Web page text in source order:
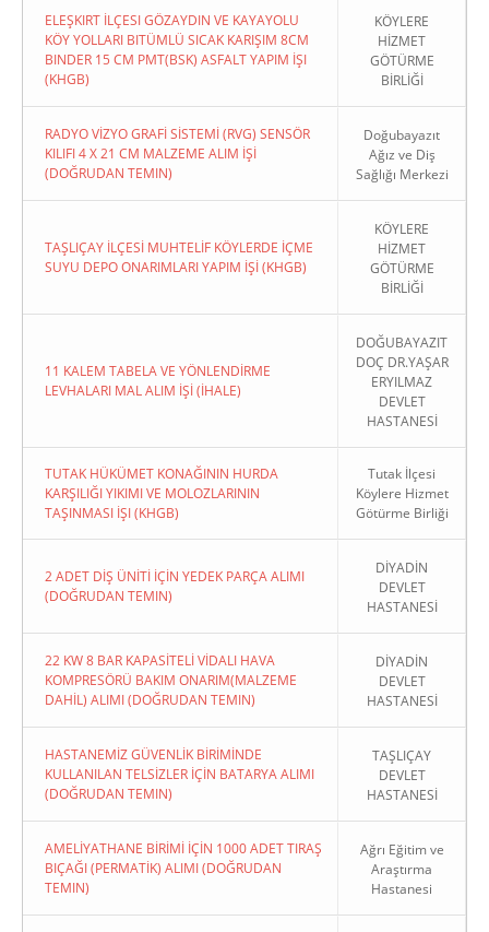
ELEŞKIRT İLÇESI GÖZAYDIN VE KAYAYOLU
KÖY YOLLARI BITÜMLÜ SICAK KARIŞIM 8CM
BINDER 15 CM PMT(BSK) ASFALT YAPIM İŞI
(KHGB)
KÖYLERE
HİZMET
GÖTÜRME
BİRLİĞİ
RADYO VİZYO GRAFİ SİSTEMİ (RVG) SENSÖR
KILIFI 4 X 21 CM MALZEME ALIM İŞİ
(DOĞRUDAN TEMIN)
Doğubayazıt
Ağız ve Diş
Sağlığı Merkezi
TAŞLIÇAY İLÇESİ MUHTELİF KÖYLERDE İÇME
SUYU DEPO ONARIMLARI YAPIM İŞİ (KHGB)
KÖYLERE
HİZMET
GÖTÜRME
BİRLİĞİ
11 KALEM TABELA VE YÖNLENDİRME
LEVHALARI MAL ALIM İŞİ (İHALE)
DOĞUBAYAZIT
DOÇ DR.YAŞAR
ERYILMAZ
DEVLET
HASTANESİ
TUTAK HÜKÜMET KONAĞININ HURDA
KARŞILIĞI YIKIMI VE MOLOZLARININ
TAŞINMASI İŞI (KHGB)
Tutak İlçesi
Köylere Hizmet
Götürme Birliği
2 ADET DİŞ ÜNİTİ İÇİN YEDEK PARÇA ALIMI
(DOĞRUDAN TEMIN)
DİYADİN
DEVLET
HASTANESİ
22 KW 8 BAR KAPASİTELİ VİDALI HAVA
KOMPRESÖRÜ BAKIM ONARIM(MALZEME
DAHİL) ALIMI (DOĞRUDAN TEMIN)
DİYADİN
DEVLET
HASTANESİ
HASTANEMİZ GÜVENLİK BİRİMİNDE
KULLANILAN TELSİZLER İÇİN BATARYA ALIMI
(DOĞRUDAN TEMIN)
TAŞLIÇAY
DEVLET
HASTANESİ
AMELİYATHANE BİRİMİ İÇİN 1000 ADET TIRAŞ
BIÇAĞI (PERMATİK) ALIMI (DOĞRUDAN
TEMIN)
Ağrı Eğitim ve
Araştırma
Hastanesi